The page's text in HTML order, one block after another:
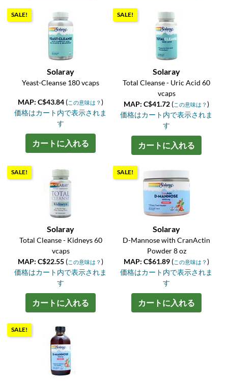
SALE!
Solaray
Yeast-Cleanse 180 vcaps
MAP: C$43.84 (この意味は？)
価格はカート内で表示されま
す
カートに入れる
SALE!
Solaray
Total Cleanse - Uric Acid 60
vcaps
MAP: C$41.72 (この意味は？)
価格はカート内で表示されま
す
カートに入れる
SALE!
Solaray
Total Cleanse - Kidneys 60
vcaps
MAP: C$22.55 (この意味は？)
価格はカート内で表示されま
す
カートに入れる
SALE!
Solaray
D-Mannose with CranActin
Powder 8 oz
MAP: C$61.89 (この意味は？)
価格はカート内で表示されま
す
カートに入れる
SALE!